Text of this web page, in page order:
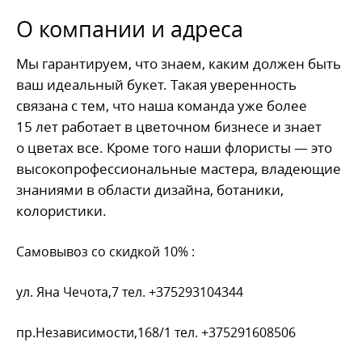
О компании и адреса
Мы гарантируем, что знаем, каким должен быть
ваш идеальный букет. Такая уверенность
связана с тем, что наша команда уже более
15 лет работает в цветочном бизнесе и знает
о цветах все. Кроме того наши флористы — это
высокопрофессиональные мастера, владеющие
знаниями в области дизайна, ботаники,
колористики.
Самовывоз со скидкой 10% :
ул. Яна Чечота,7 тел. +375293104344
пр.Независимости,168/1 тел. +375291608506